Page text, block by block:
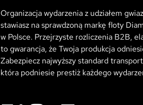
Organizacja wydarzenia z udziałem
stawiasz na sprawdzoną markę floty
w Polsce. Przejrzyste rozliczenia B2B,
to gwarancja, że Twoja produkcja
Zabezpiecz najwyższy standard
która podniesie prestiż każdego